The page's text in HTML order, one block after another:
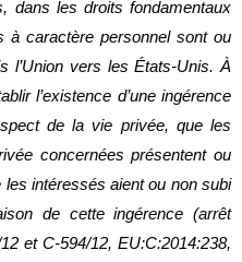
dans les droits fondamentaux
à caractère personnel sont ou
l’Union vers les États-Unis. À
l’existence d’une ingérence
de la vie privée, que les
concernées présentent ou
intéressés aient ou non subi
de cette ingérence (arrêt
et C‑594/12, EU:C:2014:238,